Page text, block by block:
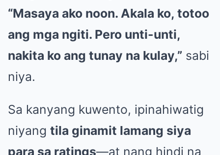
“Masaya ako noon. Akala ko, totoo
ang mga ngiti. Pero unti-unti,
nakita ko ang tunay na kulay,” sabi
niya.
Sa kanyang kuwento, ipinahiwatig
niyang tila ginamit lamang siya
para sa ratings—at nang hindi na